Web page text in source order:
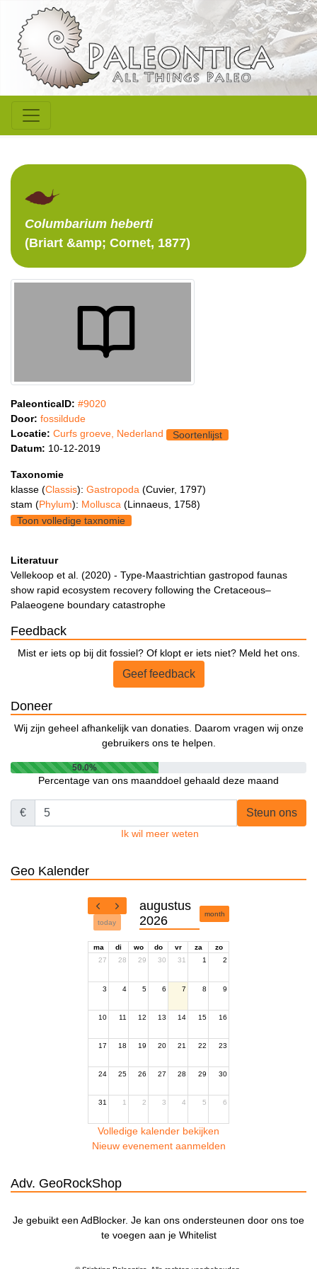
Columbarium heberti
(Briart &amp; Cornet, 1877)
PaleonticaID: #9020
Door: fossildude
Locatie: Curfs groeve, Nederland
Soortenlijst
Datum: 10-12-2019
Taxonomie
klasse (Classis): Gastropoda (Cuvier, 1797)
stam (Phylum): Mollusca (Linnaeus, 1758)
Toon volledige taxnomie
Literatuur
Vellekoop et al. (2020) - Type‐Maastrichtian gastropod faunas
show rapid ecosystem recovery following the Cretaceous–
Palaeogene boundary catastrophe
Feedback
Mist er iets op bij dit fossiel? Of klopt er iets niet? Meld het ons.
Geef feedback
Doneer
Wij zijn geheel afhankelijk van donaties. Daarom vragen wij onze
gebruikers ons te helpen.
50.0%
Percentage van ons maanddoel gehaald deze maand
€ Steun ons
Ik wil meer weten
Geo Kalender
today
augustus
2026
month
ma di wo do vr za
zo
27
28 29 30 31 1 2
3 4 5 6 7 8 9
10 11 12 13 14 15 16
17 18 19 20 21 22 23
24 25 26 27 28 29 30
31 1 2 3 4 5 6
Volledige kalender bekijken
Nieuw evenement aanmelden
Adv. GeoRockShop
Je gebuikt een AdBlocker. Je kan ons ondersteunen door ons toe
te voegen aan je Whitelist